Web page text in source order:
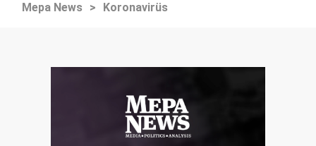
Mepa News > Koronavirüs